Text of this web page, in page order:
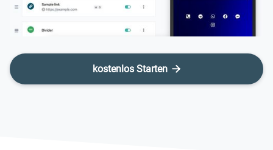
kostenlos Starten 